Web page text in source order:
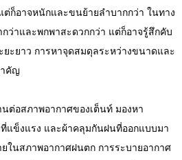
ก็อาจหนักและขนย้ายลำบากกว่า ในทาง
ว่าและพกพาสะดวกกว่า แต่ก็อาจรู้สึกคับ
ยะยาว การหาจุดสมดุลระหว่างขนาดและ
คัญ
ต่อสภาพอากาศของเต็นท์ มองหา
แข็งแรง และผ้าคลุมกันฝนที่ออกแบบมา
ในสภาพอากาศฝนตก การระบายอากาศ